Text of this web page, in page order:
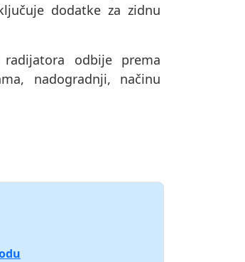
dodatke za zidnu
odbije prema
nadogradnji, načinu